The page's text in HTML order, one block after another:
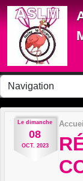
Le dimanche
08
OCT. 2023
Accueil
Panneau de